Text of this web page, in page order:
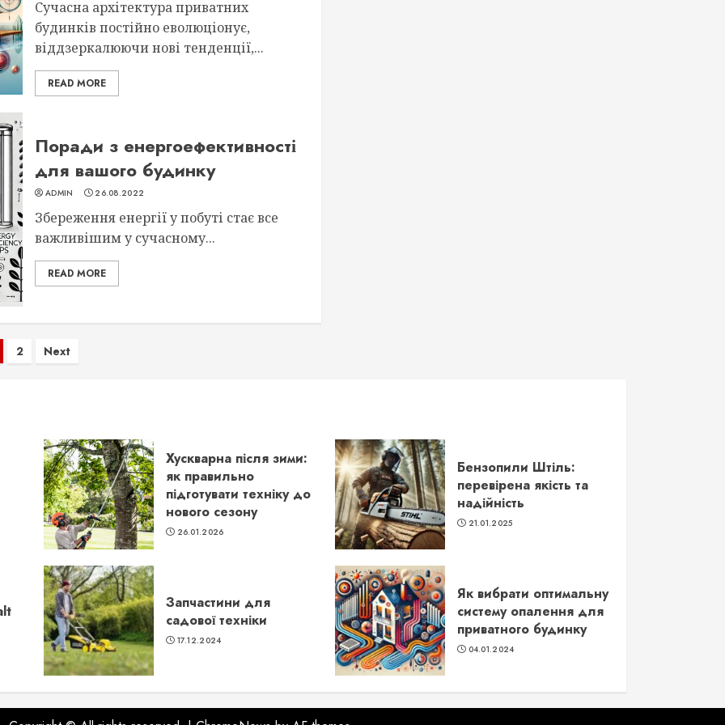
Сучасна архітектура приватних
будинків постійно еволюціонує,
віддзеркалюючи нові тенденції,...
READ MORE
Поради з енергоефективності
для вашого будинку
ADMIN 26.08.2022
Збереження енергії у побуті стає все
важливішим у сучасному...
READ MORE
2 Next
Хускварна після зими:
як правильно
підготувати техніку до
нового сезону
26.01.2026
Бензопили Штіль:
перевірена якість та
надійність
21.01.2025
Запчастини для
садової техніки
17.12.2024
Як вибрати оптимальну
систему опалення для
приватного будинку
04.01.2024